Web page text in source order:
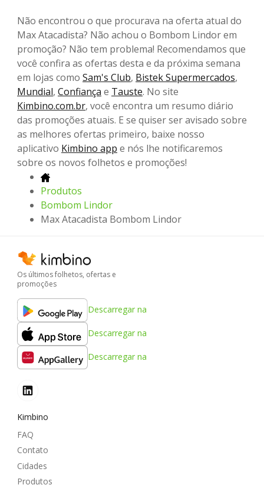
Não encontrou o que procurava na oferta atual do
Max Atacadista? Não achou o Bombom Lindor em
promoção? Não tem problema! Recomendamos que
você confira as ofertas desta e da próxima semana
em lojas como Sam's Club, Bistek Supermercados,
Mundial, Confiança e Tauste. No site
Kimbino.com.br, você encontra um resumo diário
das promoções atuais. E se quiser ser avisado sobre
as melhores ofertas primeiro, baixe nosso
aplicativo Kimbino app e nós lhe notificaremos
sobre os novos folhetos e promoções!
Produtos
Bombom Lindor
Max Atacadista Bombom Lindor
Os últimos folhetos, ofertas e
promoções
Descarregar na
Descarregar na
Descarregar na
Kimbino
FAQ
Contato
Cidades
Produtos